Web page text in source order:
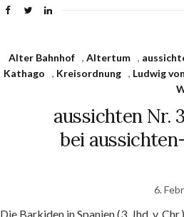
Alter Bahnhof ,Altertum ,
Kathago
, Kreisordnung , Ludwig
aussichten Nr.
bei
6.
Die Barkiden in Spanien (3. Jhd. v.